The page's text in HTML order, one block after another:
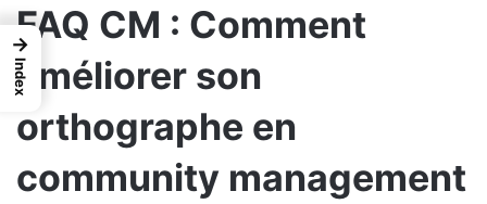
FAQ CM : Comment
améliorer son
orthographe en
community management
→
Index